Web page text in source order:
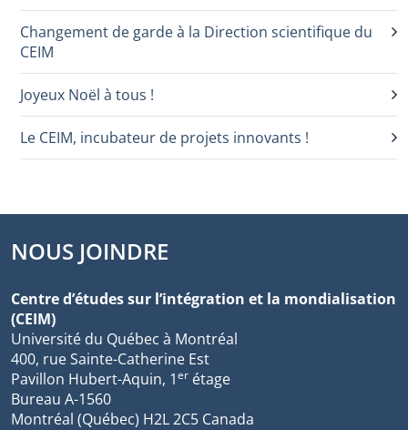
Changement de garde à la Direction scientifique du
CEIM
Joyeux Noël à tous !
Le CEIM, incubateur de projets innovants !
NOUS JOINDRE
Centre d’études sur l’intégration et la mondialisation
(CEIM)
Université du Québec à Montréal
400, rue Sainte-Catherine Est
Pavillon Hubert-Aquin, 1er étage
Bureau A-1560
Montréal (Québec) H2L 2C5 Canada